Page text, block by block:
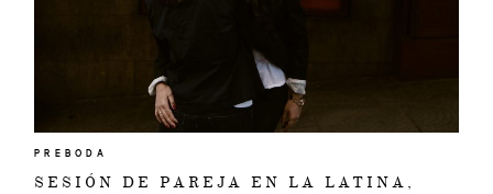
PREBODA
SESIÓN DE PAREJA EN LA LATINA,